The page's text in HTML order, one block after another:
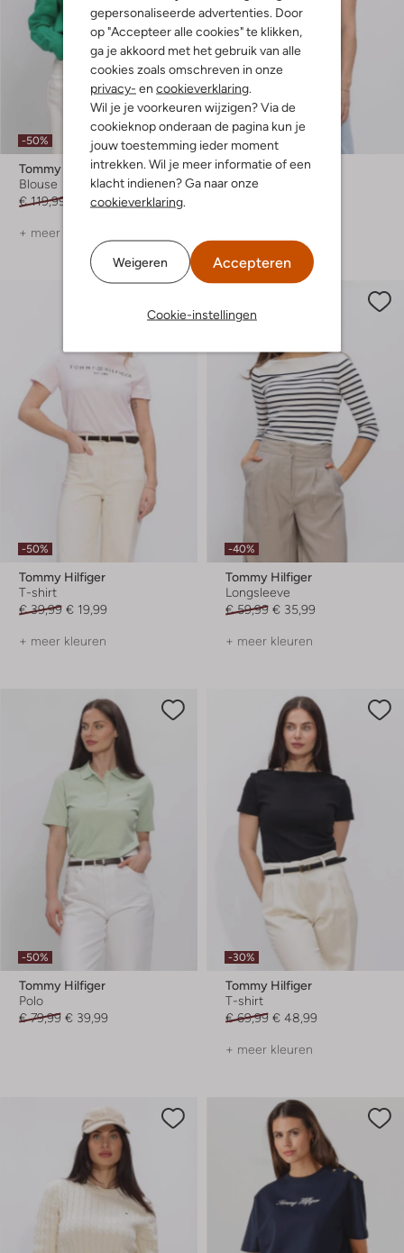
gepersonaliseerde advertenties. Door
op "Accepteer alle cookies" te klikken,
ga je akkoord met het gebruik van alle
cookies zoals omschreven in onze
privacy- en cookieverklaring.
Wil je je voorkeuren wijzigen? Via de
cookieknop onderaan de pagina kun je
jouw toestemming ieder moment
intrekken. Wil je meer informatie of een
klacht indienen? Ga naar onze
cookieverklaring.
Weigeren Accepteren
Cookie-instellingen
-50%
Tommy Hilfiger
Blouse
€ 119,99
€ 59,99
+ meer kleuren
-50%
Tommy Hilfiger
T-shirt
-50%
Tommy Hilfiger
T-shirt
€ 39,99 € 19,99
+ meer kleuren
-40%
Tommy Hilfiger
Longsleeve
€ 59,99 € 35,99
+ meer kleuren
-50%
Tommy Hilfiger
Polo
€ 79,99 € 39,99
-30%
Tommy Hilfiger
T-shirt
€ 69,99 € 48,99
+ meer kleuren